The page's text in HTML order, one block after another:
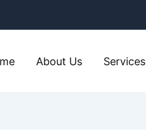
About Us Services